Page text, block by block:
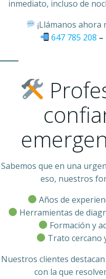
inmediato, incluso de
¡Llámanos ahora
647 785 208
Sabemos que en una
eso, nuestros
Años de
Herramientas de
Formación y
Trato cercano
Nuestros clientes
con la que